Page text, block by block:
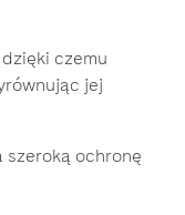
czemu
jej
szeroką ochronę